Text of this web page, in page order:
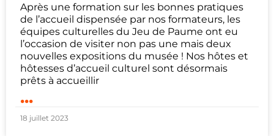
Après une formation sur les bonnes pratiques
de l’accueil dispensée par nos formateurs, les
équipes culturelles du Jeu de Paume ont eu
l’occasion de visiter non pas une mais deux
nouvelles expositions du musée ! Nos hôtes et
hôtesses d’accueil culturel sont désormais
prêts à accueillir
...
18 juillet 2023